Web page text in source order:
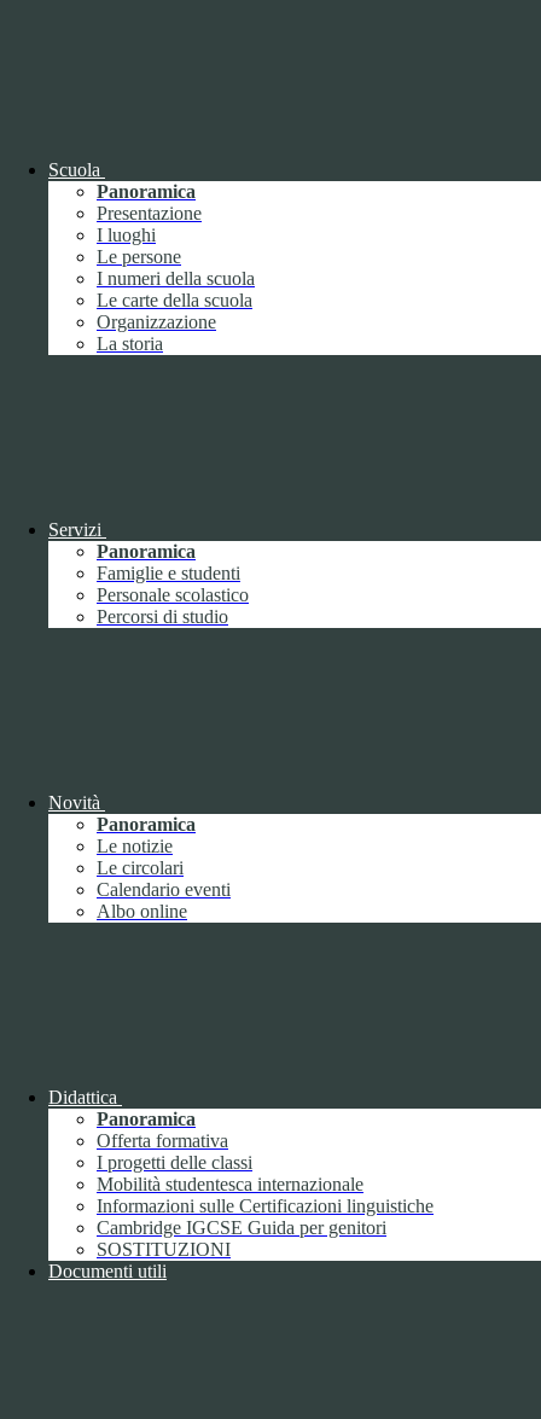
Scuola
Panoramica
Presentazione
I luoghi
Le persone
I numeri della scuola
Le carte della scuola
Organizzazione
La storia
Servizi
Panoramica
Famiglie e studenti
Personale scolastico
Percorsi di studio
Novità
Panoramica
Le notizie
Le circolari
Calendario eventi
Albo online
Didattica
Panoramica
Offerta formativa
I progetti delle classi
Mobilità studentesca internazionale
Informazioni sulle Certificazioni linguistiche
Cambridge IGCSE Guida per genitori
SOSTITUZIONI
Documenti utili
2020
Gennaio
Febbraio
Novembre
Dicembre1
Marzo
Aprile
Maggio
Giugno
1
Luglio
Agosto
2018
Gennaio
Febbraio
Marzo
Aprile